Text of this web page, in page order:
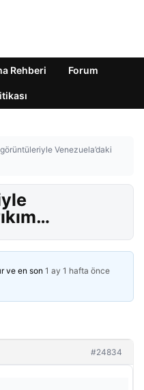
Rehberi Forum
Venezuela’daki
ve en son 1 ay 1 hafta önce
#24834